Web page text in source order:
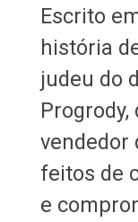
Escrito
história
judeu do
Progrody,
vendedor
feitos de
e